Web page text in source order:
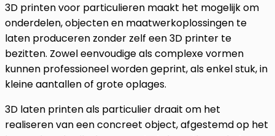
3D printen voor particulieren maakt het mogelijk om
onderdelen, objecten en maatwerkoplossingen te
laten produceren zonder zelf een 3D printer te
bezitten. Zowel eenvoudige als complexe vormen
kunnen professioneel worden geprint, als enkel stuk, in
kleine aantallen of grote oplages.
3D laten printen als particulier draait om het
realiseren van een concreet object, afgestemd op het